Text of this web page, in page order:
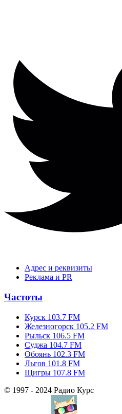
Адрес и реквизиты
Реклама и PR
Частоты
Курск 103.7 FM
Железногорск 105.2 FM
Рыльск 106.5 FM
Суджа 104.7 FM
Обоянь 102.3 FM
Льгов 101.8 FM
Щигры 107.8 FM
© 1997 - 2024 Радио Курс